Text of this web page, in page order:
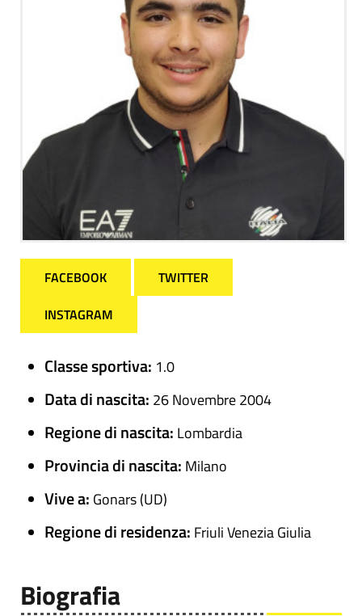
FACEBOOK
TWITTER
INSTAGRAM
Classe sportiva: 1.0
Data di nascita: 26 Novembre 2004
Regione di nascita: Lombardia
Provincia di nascita: Milano
Vive a: Gonars (UD)
Regione di residenza: Friuli Venezia Giulia
Biografia